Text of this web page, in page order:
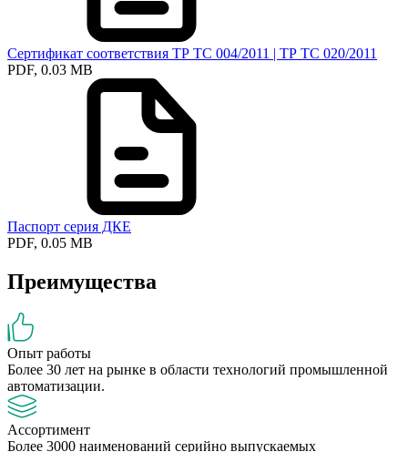
Сертификат соответствия ТР ТС 004/2011 | ТР ТС 020/2011
PDF, 0.03 MB
Паспорт серия ДКЕ
PDF, 0.05 MB
Преимущества
Опыт работы
Более 30 лет на рынке в области технологий промышленной
автоматизации.
Ассортимент
Более 3000 наименований серийно выпускаемых